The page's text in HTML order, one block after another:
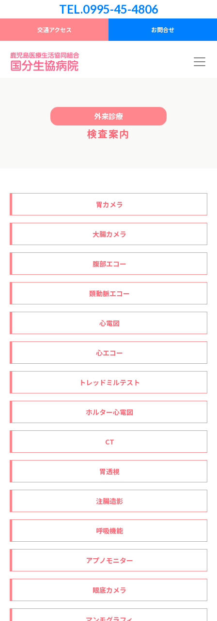
TEL.0995-45-4806
交通アクセス お問合せ
外来診療
検査案内
胃カメラ
大腸カメラ
腹部エコー
頚動脈エコー
心電図
心エコー
トレッドミルテスト
ホルター心電図
CT
胃透視
注腸造影
呼吸機能
アプノモニター
眼底カメラ